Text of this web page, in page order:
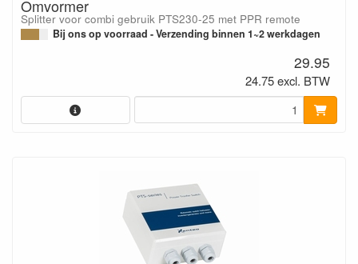
Omvormer
Splitter voor combi gebruik PTS230-25 met PPR remote
Bij ons op voorraad - Verzending binnen 1~2 werkdagen
29.95
24.75 excl. BTW